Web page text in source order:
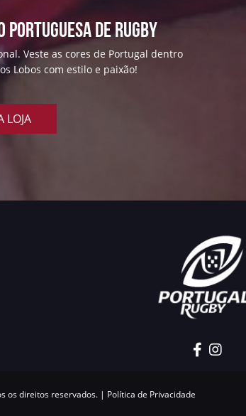
de Rugby
Veste as cores de Portugal dentro
Lobos com estilo e paixão!
LOJA
os direitos reservados. | Política de Privacidade